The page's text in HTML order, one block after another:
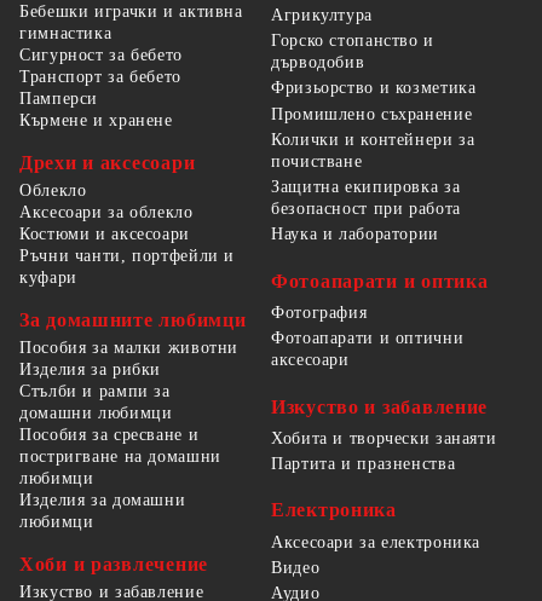
Бебешки играчки и активна
гимнастика
Сигурност за бебето
Транспорт за бебето
Памперси
Кърмене и хранене
Дрехи и аксесоари
Облекло
Аксесоари за облекло
Костюми и аксесоари
Ръчни чанти, портфейли и
куфари
За домашните любимци
Пособия за малки животни
Изделия за рибки
Стълби и рампи за
домашни любимци
Пособия за сресване и
постригване на домашни
любимци
Изделия за домашни
любимци
Хоби и развлечение
Изкуство и забавление
Агрикултура
Горско стопанство и
дърводобив
Фризьорство и козметика
Промишлено съхранение
Колички и контейнери за
почистване
Защитна екипировка за
безопасност при работа
Наука и лаборатории
Фотоапарати и оптика
Фотография
Фотоапарати и оптични
аксесоари
Изкуство и забавление
Хобита и творчески занаяти
Партита и празненства
Електроника
Аксесоари за електроника
Видео
Аудио